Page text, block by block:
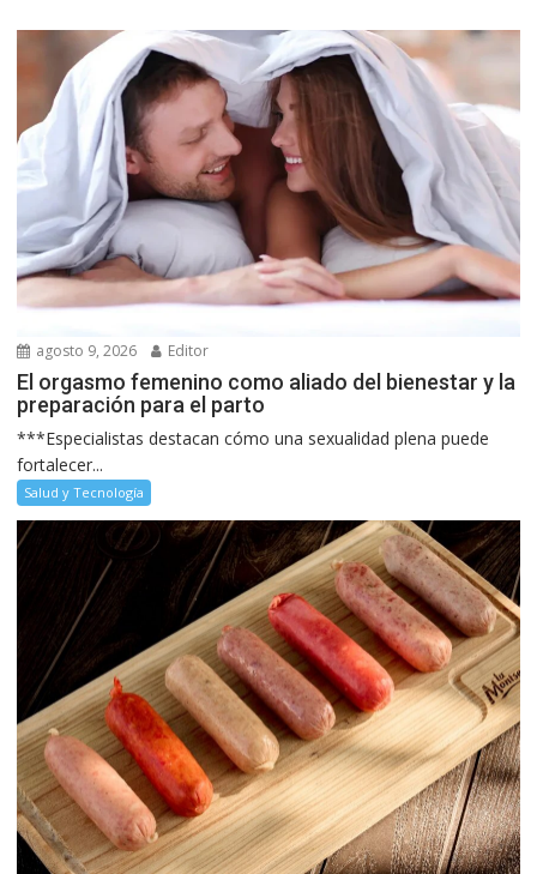
agosto 9, 2026 Editor
El orgasmo femenino como aliado del bienestar y la
preparación para el parto
***Especialistas destacan cómo una sexualidad plena puede
fortalecer...
Salud y Tecnología